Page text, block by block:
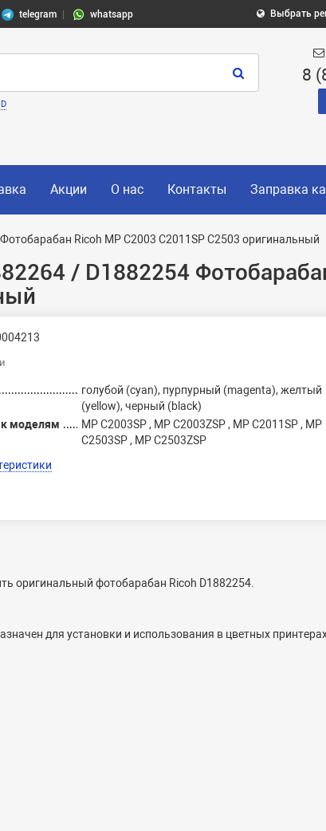
telegram whatsapp Выбрать
8
Акции О нас Контакты Заправка
Фотобарабан Ricoh MP C2003 C2011SP C2503 оригинальный
/ D1882254
голубой (cyan), пурпурный (magenta), желтый
(yellow), черный (black)
к моделям
MP C2003SP , MP C2003ZSP , MP C2011SP , MP
C2503SP , MP C2503ZSP
оригинальный фотобарабан Ricoh D1882254.
для установки и использования в цветных